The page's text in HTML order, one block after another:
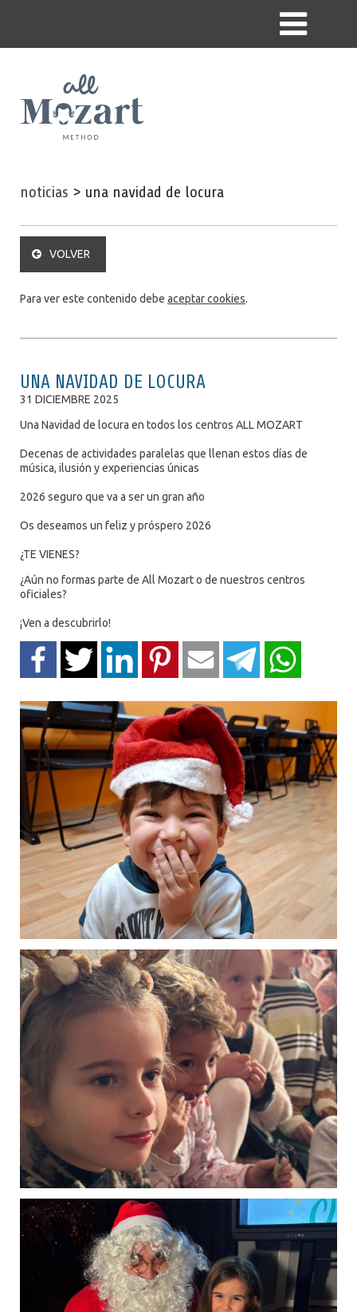
noticias > una navidad de locura
VOLVER
Para ver este contenido debe aceptar cookies.
UNA NAVIDAD DE LOCURA
31 DICIEMBRE 2025
Una Navidad de locura en todos los centros ALL MOZART
Decenas de actividades paralelas que llenan estos días de
música, ilusión y experiencias únicas
2026 seguro que va a ser un gran año
Os deseamos un feliz y próspero 2026
¿TE VIENES?
¿Aún no formas parte de All Mozart o de nuestros centros
oficiales?
¡Ven a descubrirlo!